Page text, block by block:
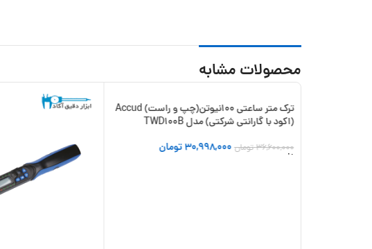
محصولات مشابه
-15%
ترک متر ساعتی 100نیوتن(چپ و راست) Accud
(اکود با گارانتی شرکتی) مدل TWD100B
36,600,000تومان 30,998,000تومان
افزودن به سبد خرید